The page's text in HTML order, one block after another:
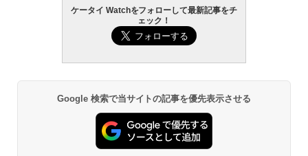
ケータイ Watchをフォローして最新記事をチ
ェック！
Google 検索で当サイトの記事を優先表示させる